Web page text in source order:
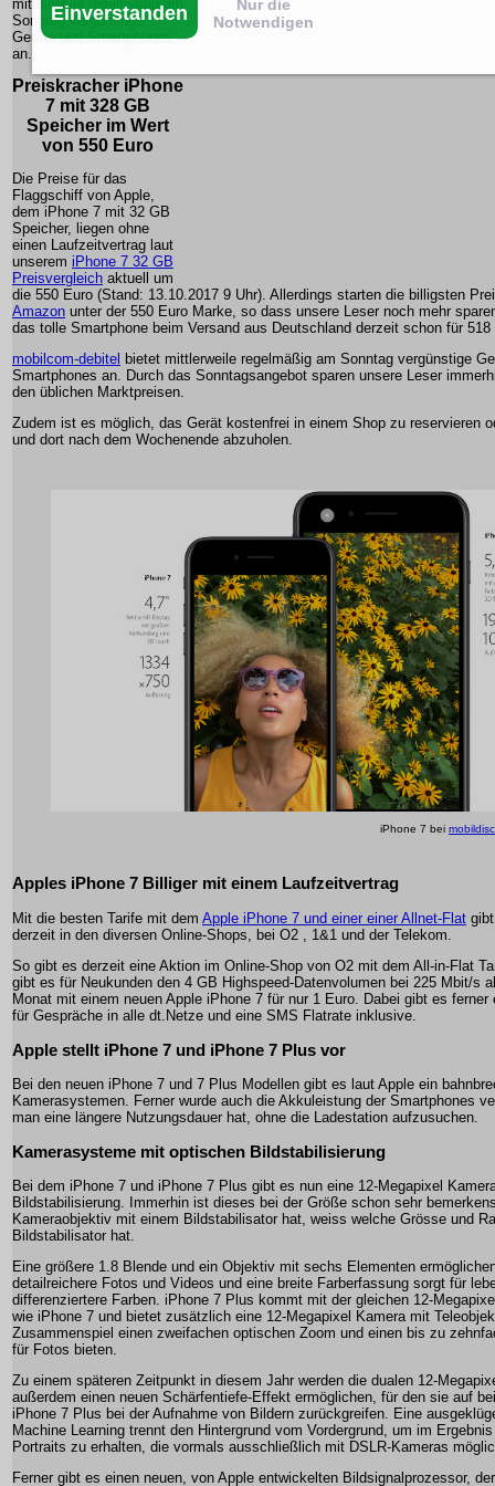
mittlerweile regelmäßig am
Sonntag vergünstige
Geräte und Smartphones
an.
Preiskracher iPhone
7 mit 328 GB
Speicher im Wert
von 550 Euro
Die Preise für das
Flaggschiff von Apple,
dem iPhone 7 mit 32 GB
Speicher, liegen ohne
einen Laufzeitvertrag laut
unserem iPhone 7 32 GB
Preisvergleich aktuell um
die 550 Euro (Stand: 13.10.2017 9 Uhr). Allerdings starten die billigsten
Amazon unter der 550 Euro Marke, so dass unsere Leser noch mehr
das tolle Smartphone beim Versand aus Deutschland derzeit schon für 518
mobilcom-debitel bietet mittlerweile regelmäßig am Sonntag vergünstige
Smartphones an. Durch das Sonntagsangebot sparen unsere Leser
den üblichen Marktpreisen.
Zudem ist es möglich, das Gerät kostenfrei in einem Shop zu reservieren
und dort nach dem Wochenende abzuholen.
iPhone 7 bei
Apples iPhone 7 Billiger mit einem Laufzeitvertrag
Mit die besten Tarife mit dem Apple iPhone 7 und einer einer Allnet-Flat
derzeit in den diversen Online-Shops, bei O2 , 1&1 und der Telekom.
So gibt es derzeit eine Aktion im Online-Shop von O2 mit dem All-in-Flat
gibt es für Neukunden den 4 GB Highspeed-Datenvolumen bei 225 Mbit/s
Monat mit einem neuen Apple iPhone 7 für nur 1 Euro. Dabei gibt es ferner
für Gespräche in alle dt.Netze und eine SMS Flatrate inklusive.
Apple stellt iPhone 7 und iPhone 7 Plus vor
Bei den neuen iPhone 7 und 7 Plus Modellen gibt es laut Apple ein
Kamerasystemen. Ferner wurde auch die Akkuleistung der Smartphones
man eine längere Nutzungsdauer hat, ohne die Ladestation aufzusuchen.
Kamerasysteme mit optischen Bildstabilisierung
Bei dem iPhone 7 und iPhone 7 Plus gibt es nun eine 12-Megapixel
Bildstabilisierung. Immerhin ist dieses bei der Größe schon sehr
Kameraobjektiv mit einem Bildstabilisator hat, weiss welche Grösse und
Bildstabilisator hat.
Eine größere 1.8 Blende und ein Objektiv mit sechs Elementen
detailreichere Fotos und Videos und eine breite Farberfassung sorgt für
differenziertere Farben. iPhone 7 Plus kommt mit der gleichen 12-
wie iPhone 7 und bietet zusätzlich eine 12-Megapixel Kamera mit
Zusammenspiel einen zweifachen optischen Zoom und einen bis zu
für Fotos bieten.
Zu einem späteren Zeitpunkt in diesem Jahr werden die dualen 12-
außerdem einen neuen Schärfentiefe-Effekt ermöglichen, für den sie auf
iPhone 7 Plus bei der Aufnahme von Bildern zurückgreifen. Eine
Machine Learning trennt den Hintergrund vom Vordergrund, um im
Portraits zu erhalten, die vormals ausschließlich mit DSLR-Kameras
Ferner gibt es einen neuen, von Apple entwickelten Bildsignalprozessor,
Einverstanden
Nur die
Notwendigen